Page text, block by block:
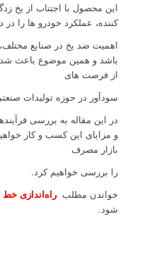
این محصول با اجتناب از یخ
کننده، عملکرد خودرو ها را
اهمیت ضد یخ در صنایع مختلف،
باشد و همین موضوع باعث
از فرصت های
سودآور در حوزه تولیدات
در این مقاله به بررسی
و مزایای این کسب و کار
بازار مصرف
را بررسی خواهیم کرد.
خواندن مطلب راه‌اندازی
شود.